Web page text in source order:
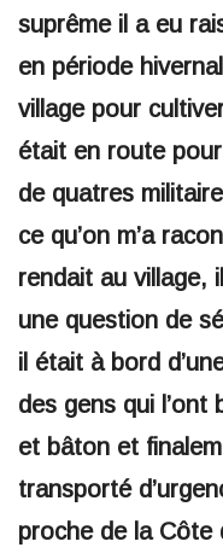
suprême il a eu
en période
village pour
était en route
de quatres
ce qu’on m’a
rendait au village,
une question de
il était à bord
des gens qui
et bâton et
transporté
proche de la Côte